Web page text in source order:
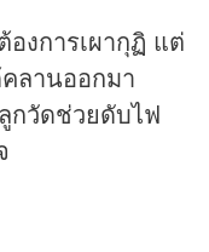
งการเผากุฏิ แต่
ลานออกมา
กวัดช่วยดับไฟ